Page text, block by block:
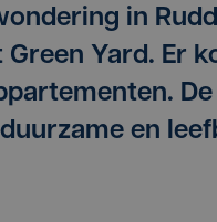
in
Yard. Er
en